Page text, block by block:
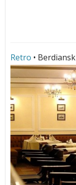
Retro • Berdiansk